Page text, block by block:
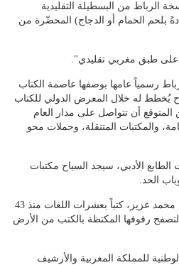
الرباط من البسطيلة التقليدية
بلحم الحمام أو الدجاج) المحضّرة من
على طبق مغربي تقليدي".
2026، ستبدأ الرباط رسمياً عامها بوصفها عاصمة الكتاب
يُخطط له خلال المعرض الدولي للكتاب
أيار). ومن المتوقع أن تتواصل على مدار العام
والمكتبات المتنقلة، وحملات محو
الأدبي، سيجد السياح مكتبات
الحد.
داخل مكتبة العزيزي، يبيع مالكها محمد عزيز، كتباً بعشرات اللغات منذ 43
رفوفها المكتظة بالكتب من الأرض
للمملكة المغربية والأرشيف